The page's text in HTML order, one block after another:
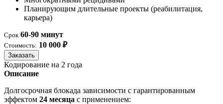
Планирующим длительные проекты (реабилитация,
карьера)
Срок 60-90 минут
Стоимость: 10 000 ₽
Заказать
Кодирование на 2 года
Описание
Долгосрочная блокада зависимости с гарантированным
эффектом 24 месяца с применением: